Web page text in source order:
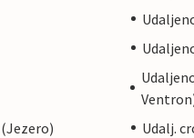
Udalj.